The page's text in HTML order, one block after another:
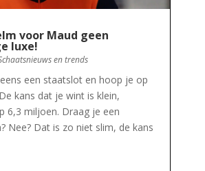
voor Maud geen
luxe!
en trends
een staatslot en hoop je op
kans dat je wint is klein,
6,3 miljoen. Draag je een
Nee? Dat is zo niet slim, de kans